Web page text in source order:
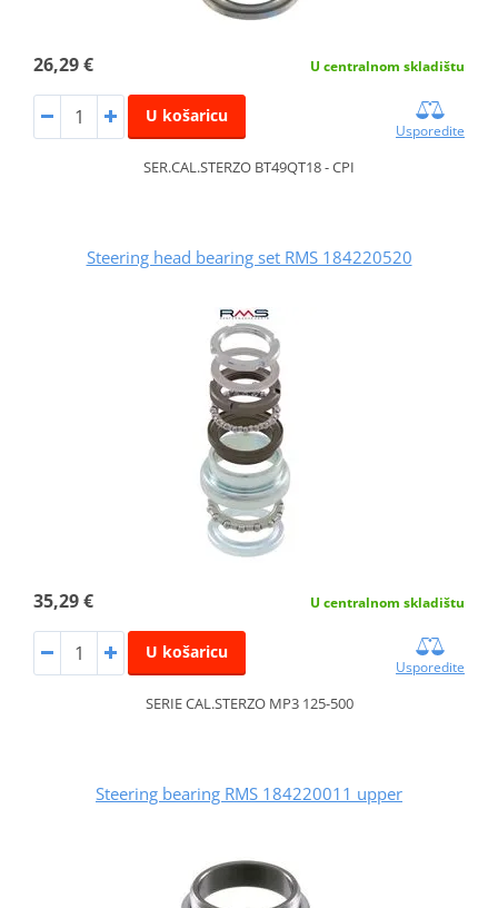
26,29 € U centralnom skladištu
U košaricu
Usporedite
SER.CAL.STERZO BT49QT18 - CPI
Steering head bearing set RMS 184220520
35,29 € U centralnom skladištu
U košaricu
Usporedite
SERIE CAL.STERZO MP3 125-500
Steering bearing RMS 184220011 upper